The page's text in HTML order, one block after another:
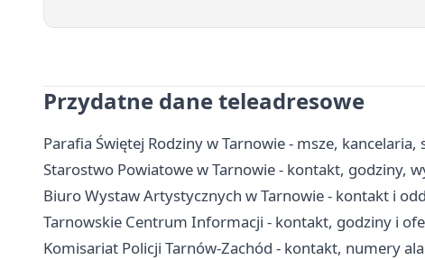
Przydatne dane teleadresowe
Parafia Świętej Rodziny w Tarnowie - msze,
Starostwo Powiatowe w Tarnowie - kontakt, godziny,
Biuro Wystaw Artystycznych w Tarnowie - kontakt i
Tarnowskie Centrum Informacji - kontakt, godziny i
Komisariat Policji Tarnów-Zachód - kontakt, numery